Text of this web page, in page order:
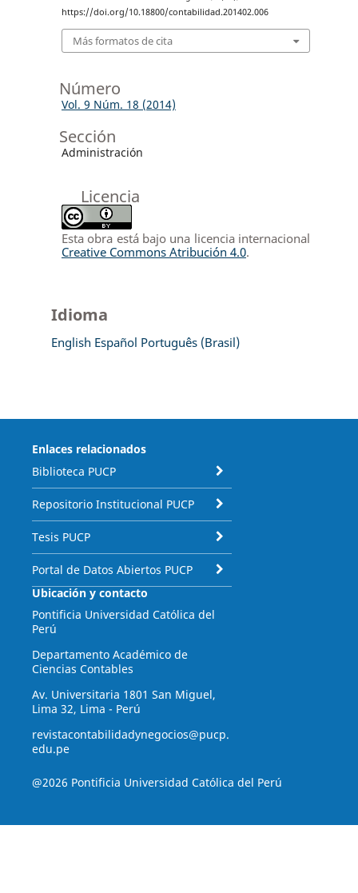
https://doi.org/10.18800/contabilidad.201402.006
Más formatos de cita
Número
Vol. 9 Núm. 18 (2014)
Sección
Administración
Licencia
Esta obra está bajo una licencia internacional
Creative Commons Atribución 4.0.
Idioma
English Español Português (Brasil)
Enlaces relacionados
Biblioteca PUCP
Repositorio Institucional PUCP
Tesis PUCP
Portal de Datos Abiertos PUCP
Ubicación y contacto
Pontificia Universidad Católica del
Perú
Departamento Académico de
Ciencias Contables
Av. Universitaria 1801 San Miguel,
Lima 32, Lima - Perú
revistacontabilidadynegocios@pucp.
edu.pe
@2026 Pontificia Universidad Católica del Perú